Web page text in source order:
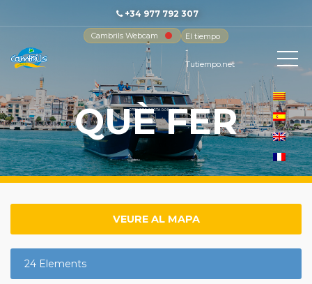
+34 977 792 307
Cambrils Webcam
El tiempo
-
Tutiempo.net
QUÈ FER
VEURE AL MAPA
24 Elements